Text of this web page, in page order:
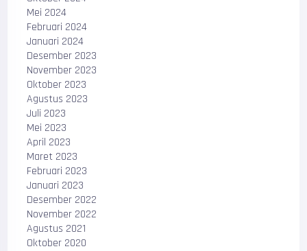
Mei 2024
Februari 2024
Januari 2024
Desember 2023
November 2023
Oktober 2023
Agustus 2023
Juli 2023
Mei 2023
April 2023
Maret 2023
Februari 2023
Januari 2023
Desember 2022
November 2022
Agustus 2021
Oktober 2020